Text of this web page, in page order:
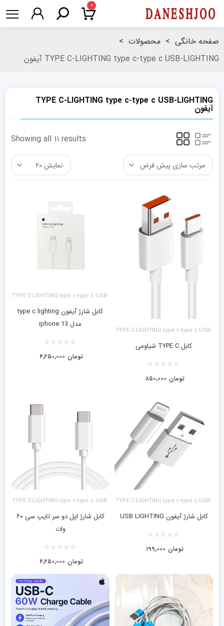
۰
صفحه خانگی > محصولات >
TYPE C-LIGHTING type c-type c USB-LIGHTING آیفون
TYPE C-LIGHTING type c-type c USB-LIGHTING
آیفون
Showing all ۱۱ results
TYPE C-LIGHTING type c-type c USB-
کابل TYPE C شیاومی
۸۵۰,۰۰۰ تومان
TYPE C-LIGHTING type c-type c USB-
کابل شارژ آیفون type c lighting
مدل iphone 13
۴,۲۵۰,۰۰۰ تومان
TYPE C-LIGHTING type c-type c USB-
کابل شارژ آیفون USB LIGHTING
۱۹۹,۰۰۰ تومان
TYPE C-LIGHTING type c-type c USB-
کابل شارژ اپل دو سر تایپ سی ۶۰
وات
۴,۲۵۰,۰۰۰ تومان